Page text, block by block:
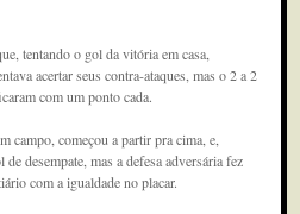
tentando o gol da vitória em casa,
acertar seus contra-ataques, mas o 2 a 2
com um ponto cada.
campo, começou a partir pra cima, e,
desempate, mas a defesa adversária fez
com a igualdade no placar.